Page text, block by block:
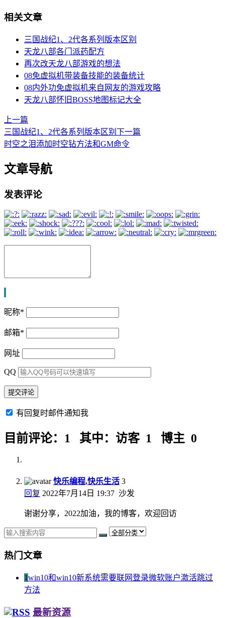
相关文章
三国战纪1、2代各系列版本区别
天龙八部各门派药配方
再次改天龙八部游戏的想法
08免虚拟机带装备技能的装备统计
08内外功免虚拟机来自网友的游戏攻略
天龙八部怀旧BOSS地图标记大全
上一篇
三国战纪1、2代各系列版本区别 下一篇
时空之泪添加时空钻方法和GM命令
文章导航
发表评论
昵称*
邮箱*
网址
QQ
有回复时邮件通知我
目前评论：1 其中：访客 1 博主 0
快乐编程,快乐生活 3
回复 2022年7月14日 19:37 沙发
谢谢分享，2022加油，我的博客，欢迎回访
热门文章
1win10和win10新系统需要联网登录微软账户激活跳过
方法
最新资源